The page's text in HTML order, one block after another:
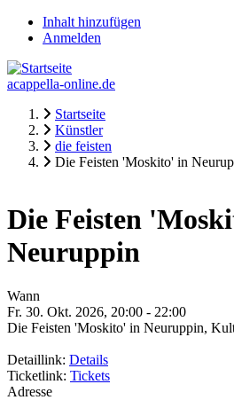
Direkt
zum
Fake-
Usermenü
Inhalt hinzufügen
Anmelden
acappella-online.de
Pfadnavigation
Startseite
Künstler
die feisten
Die Feisten 'Moskito' in
Die Feisten
Neuruppin
Wann
Fr. 30. Okt. 2026, 20:00 - 22:00
Die Feisten 'Moskito' in Neuruppin,
Detaillink: Details
Ticketlink: Tickets
Adresse